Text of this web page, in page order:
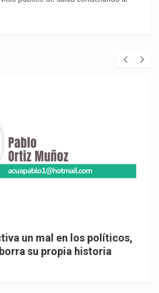
un mal en los políticos,
su propia historia